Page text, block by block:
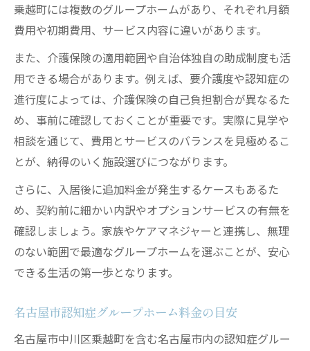
乗越町には複数のグループホームがあり、それぞれ月額
費用や初期費用、サービス内容に違いがあります。
また、介護保険の適用範囲や自治体独自の助成制度も活
用できる場合があります。例えば、要介護度や認知症の
進行度によっては、介護保険の自己負担割合が異なるた
め、事前に確認しておくことが重要です。実際に見学や
相談を通じて、費用とサービスのバランスを見極めるこ
とが、納得のいく施設選びにつながります。
さらに、入居後に追加料金が発生するケースもあるた
め、契約前に細かい内訳やオプションサービスの有無を
確認しましょう。家族やケアマネジャーと連携し、無理
のない範囲で最適なグループホームを選ぶことが、安心
できる生活の第一歩となります。
名古屋市認知症グループホーム料金の目安
名古屋市中川区乗越町を含む名古屋市内の認知症グルー